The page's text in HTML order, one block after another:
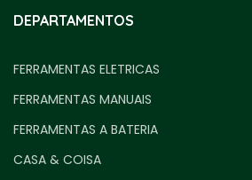
DEPARTAMENTOS
FERRAMENTAS ELETRICAS
FERRAMENTAS MANUAIS
FERRAMENTAS A BATERIA
CASA & COISA